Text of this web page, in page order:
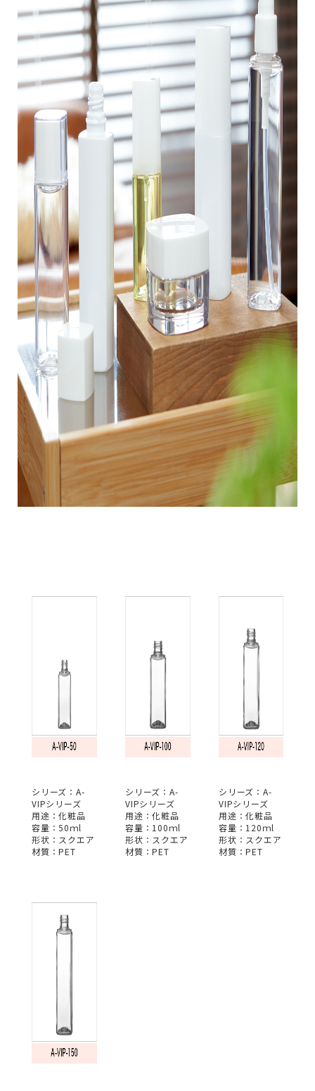
シリーズ：A-
VIPシリーズ
用途：化粧品
容量：50ｍl
形状：スクエア
材質：PET
シリーズ：A-
VIPシリーズ
用途：化粧品
容量：100ｍl
形状：スクエア
材質：PET
シリーズ：A-
VIPシリーズ
用途：化粧品
容量：120ｍl
形状：スクエア
材質：PET